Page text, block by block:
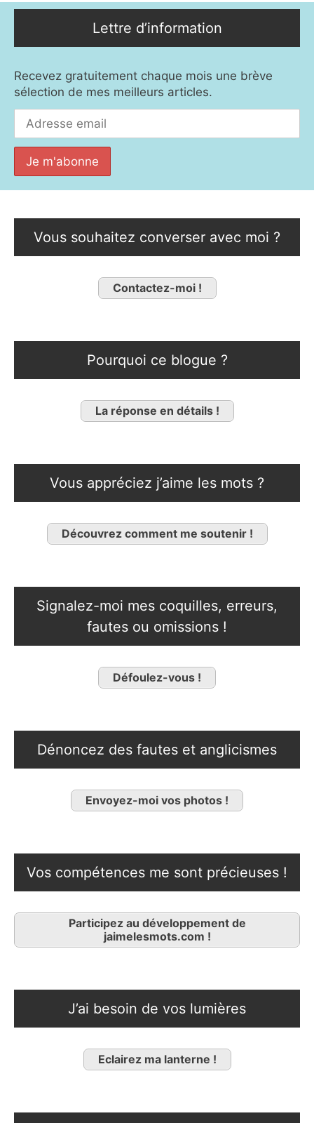
Lettre d’information
Recevez gratuitement chaque mois une brève
sélection de mes meilleurs articles.
Vous souhaitez converser avec moi ?
Contactez-moi !
Pourquoi ce blogue ?
La réponse en détails !
Vous appréciez j’aime les mots ?
Découvrez comment me soutenir !
Signalez-moi mes coquilles, erreurs,
fautes ou omissions !
Défoulez-vous !
Dénoncez des fautes et anglicismes
Envoyez-moi vos photos !
Vos compétences me sont précieuses !
Participez au développement de
jaimelesmots.com !
J’ai besoin de vos lumières
Eclairez ma lanterne !